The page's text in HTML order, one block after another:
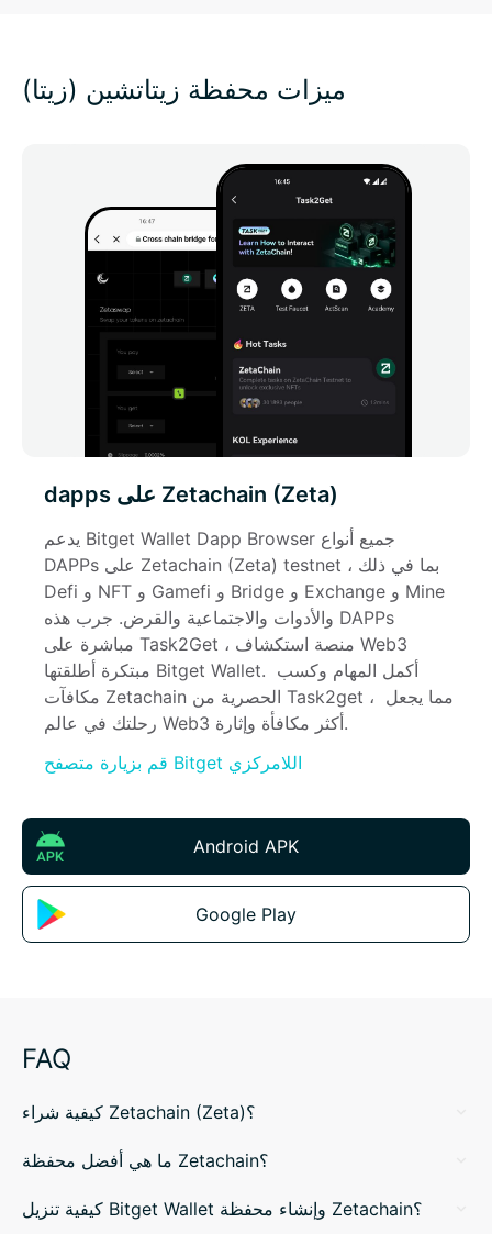
ميزات محفظة زيتاتشين (زيتا)
dapps على Zetachain (Zeta)
يدعم Bitget Wallet Dapp Browser جميع أنواع
DAPPs على Zetachain (Zeta) testnet ، بما في ذلك
Defi و NFT و Gamefi و Bridge و Exchange و Mine
والأدوات والاجتماعية والقرض. جرب هذه DAPPs
مباشرة على Task2Get ، منصة استكشاف Web3
مبتكرة أطلقتها Bitget Wallet. أكمل المهام وكسب
مكافآت Zetachain الحصرية من Task2get ، مما يجعل
رحلتك في عالم Web3 أكثر مكافأة وإثارة.
قم بزيارة متصفح Bitget اللامركزي
Android APK
Google Play
FAQ
كيفية شراء Zetachain (Zeta)؟
ما هي أفضل محفظة Zetachain؟
كيفية تنزيل Bitget Wallet وإنشاء محفظة Zetachain؟